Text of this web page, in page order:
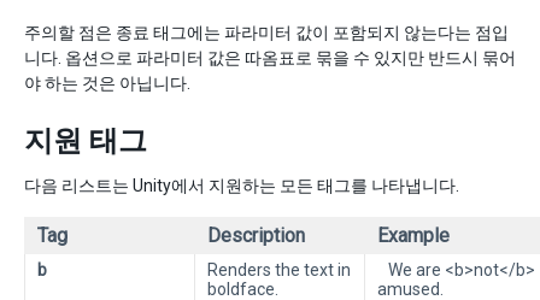
주의할 점은 종료 태그에는 파라미터 값이 포함되지 않는다는 점입
니다. 옵션으로 파라미터 값은 따옴표로 묶을 수 있지만 반드시 묶어
야 하는 것은 아닙니다.
지원 태그
다음 리스트는 Unity에서 지원하는 모든 태그를 나타냅니다.
Tag Description Example
b
Renders the text in
boldface.
We are <b>not</b>
amused.